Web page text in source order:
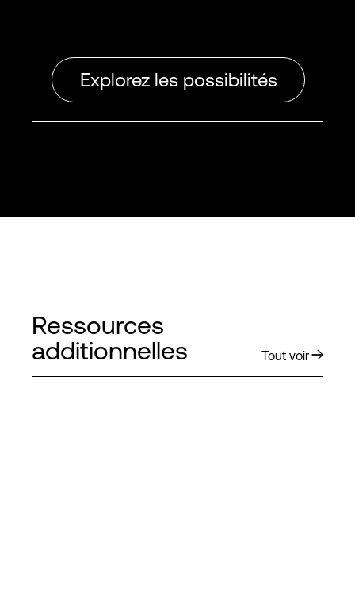
Explorez les possibilités
Ressources
additionnelles
Tout voir